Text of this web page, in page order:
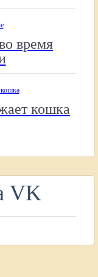
время
кошка
VK